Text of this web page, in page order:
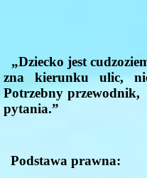
„Dziecko jest
zna kierunku ulic,
Potrzebny
pytania.”
Podstawa prawna: